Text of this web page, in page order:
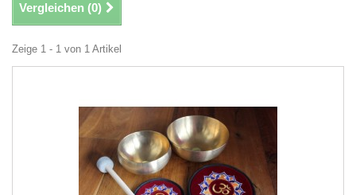
Vergleichen (0)
Zeige 1 - 1 von 1 Artikel